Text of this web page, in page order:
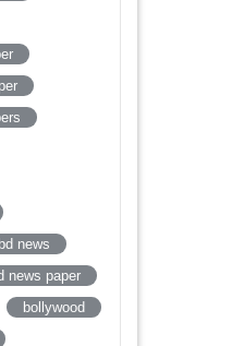
bd news
news paper
bollywood